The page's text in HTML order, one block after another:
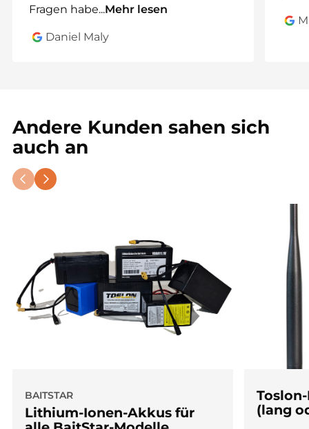
Fragen habe...Mehr lesen
Daniel Maly
Andere Kunden sahen sich
auch an
BAITSTAR
Lithium-Ionen-Akkus für
(lang